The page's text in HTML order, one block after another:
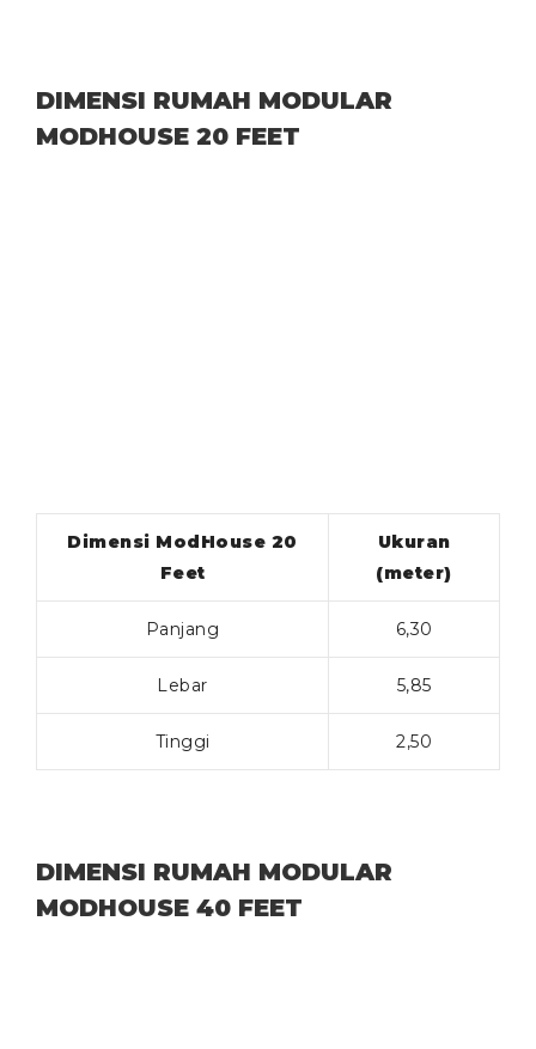
DIMENSI RUMAH MODULAR
MODHOUSE 20 FEET
Dimensi ModHouse 20
Feet
Ukuran
(meter)
Panjang 6,30
Lebar 5,85
Tinggi 2,50
DIMENSI RUMAH MODULAR
MODHOUSE 40 FEET